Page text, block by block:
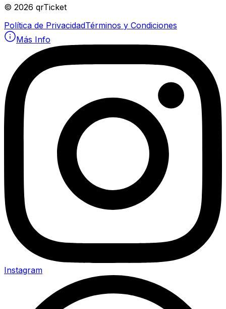
© 2026 qrTicket
Política de PrivacidadTérminos y Condiciones
Más Info
Instagram